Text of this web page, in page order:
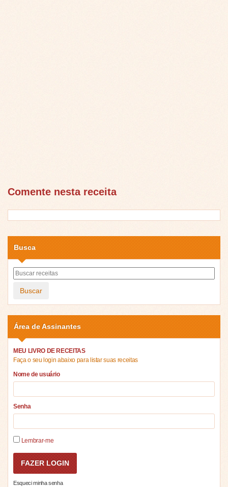
Comente nesta receita
Busca
Buscar
Área de Assinantes
MEU LIVRO DE RECEITAS
Faça o seu login abaixo para listar suas receitas
Nome de usuário
Senha
Lembrar-me
Esqueci minha senha